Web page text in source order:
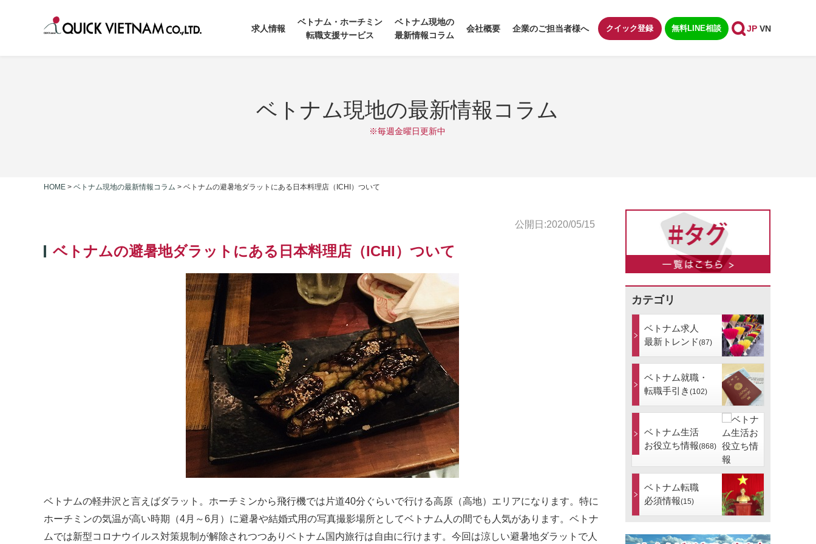
求人情報
ベトナム・ホーチミン
転職支援サービス
ベトナム現地の
最新情報コラム
会社概要 企業のご担当者様へ クイック登録 無料LINE相談 JP VN
ベトナム現地の最新情報コラム
※毎週金曜日更新中
HOME > ベトナム現地の最新情報コラム > ベトナムの避暑地ダラットにある日本料理店（ICHI）ついて
公開日:2020/05/15
ベトナムの避暑地ダラットにある日本料理店（ICHI）ついて
ベトナムの軽井沢と言えばダラット。ホーチミンから飛行機では片道40分ぐらいで行ける高原（高地）エリアになります。特に
ホーチミンの気温が高い時期（4月～6月）に避暑や結婚式用の写真撮影場所としてベトナム人の間でも人気があります。ベトナ
ムでは新型コロナウイルス対策規制が解除されつつありベトナム国内旅行は自由に行けます。今回は涼しい避暑地ダラットで人
カテゴリ
ベトナム求人
最新トレンド(87)
ベトナム就職・
転職手引き (102)
ベトナム生活
お役立ち情報(868)
ベトナム転職
必須情報(15)